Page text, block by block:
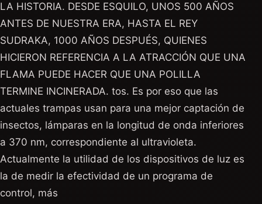
LA HISTORIA. DESDE ESQUILO, UNOS 500 AÑOS
ANTES DE NUESTRA ERA, HASTA EL REY
SUDRAKA, 1000 AÑOS DESPUÉS, QUIENES
HICIERON REFERENCIA A LA ATRACCIÓN QUE UNA
FLAMA PUEDE HACER QUE UNA POLILLA
TERMINE INCINERADA. tos. Es por eso que las
actuales trampas usan para una mejor captación de
insectos, lámparas en la longitud de onda inferiores
a 370 nm, correspondiente al ultravioleta.
Actualmente la utilidad de los dispositivos de luz es
la de medir la efectividad de un programa de
control, más